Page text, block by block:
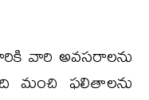
వారి అవసరాలను
మంచి ఫలితాలను